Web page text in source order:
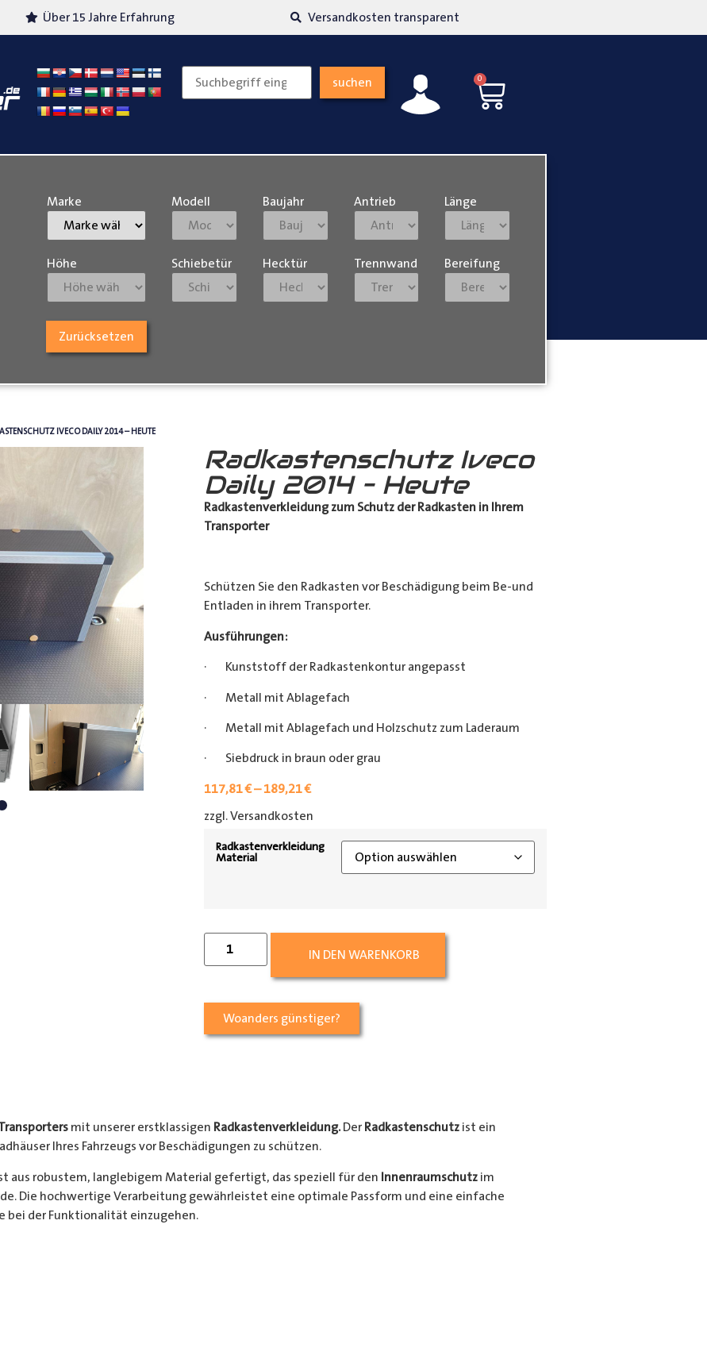
Über 15 Jahre Erfahrung Versandkosten transparent
suchen 0
Marke Modell Baujahr Antrieb Länge
Höhe Schiebetür Hecktür Trennwand Bereifung
Zurücksetzen
IVECO DAILY 2014 – HEUTE
Radkastenschutz Iveco
Daily 2014 – Heute
Radkastenverkleidung zum Schutz der Radkasten in Ihrem
Transporter
Schützen Sie den Radkasten vor Beschädigung beim Be-und
Entladen in ihrem Transporter.
Ausführungen:
· Kunststoff der Radkastenkontur angepasst
· Metall mit Ablagefach
· Metall mit Ablagefach und Holzschutz zum Laderaum
· Siebdruck in braun oder grau
117,81€–189,21€
zzgl. Versandkosten
Radkastenverkleidung
Material
IN DEN WARENKORB
Woanders günstiger?
mit unserer erstklassigen Radkastenverkleidung.Der Radkastenschutzist ein
Ihres Fahrzeugs vor Beschädigungen zu schützen.
aus robustem, langlebigem Material gefertigt, das speziell für den Innenraumschutzim
Die hochwertige Verarbeitung gewährleistet eine optimale Passform und eine einfache
bei der Funktionalität einzugehen.